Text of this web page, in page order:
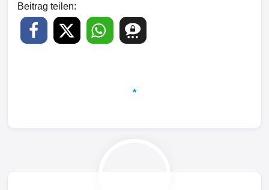
Beitrag teilen: